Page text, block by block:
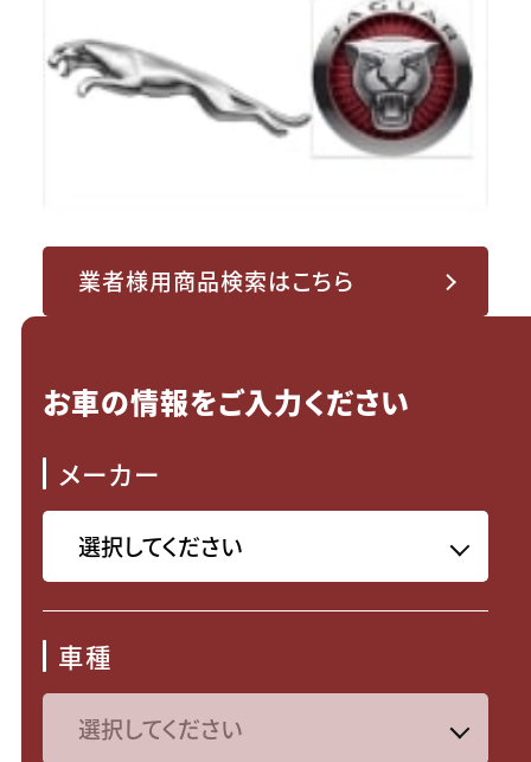
業者様用商品検索はこちら
お車の情報をご入力ください
メーカー
車種